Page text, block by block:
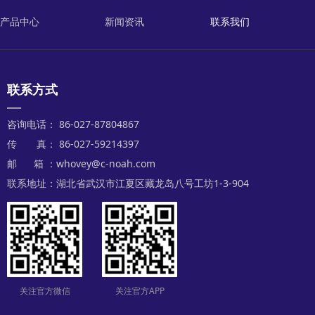
产品中心 新闻资讯 联系我们
联系方式
—
咨询电话： 86-027-87804867
传 真： 86-027-59214397
邮 箱 ：whovey@c-noah.com
联系地址：湖北省武汉市江夏区藏龙岛八号工坊1-3-904
关注官方微信 关注官方APP